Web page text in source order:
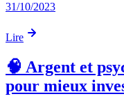
31/10/2023
Lire
🧠 Argent et
pour mieux